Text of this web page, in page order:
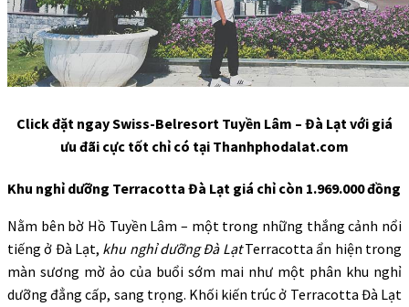
Click đặt ngay Swiss-Belresort Tuyền Lâm – Đà Lạt với giá
ưu đãi cực tốt chỉ có tại Thanhphodalat.com
Khu nghỉ dưỡng Terracotta Đà Lạt giá chỉ còn 1.969.000 đồng
Nằm bên bờ Hồ Tuyền Lâm – một trong những thắng cảnh nổi
tiếng ở Đà Lạt, khu nghỉ dưỡng Đà LạtTerracotta ẩn hiện trong
màn sương mờ ảo của buổi sớm mai như một phân khu nghỉ
dưỡng đẳng cấp, sang trọng. Khối kiến trúc ở Terracotta Đà Lạt